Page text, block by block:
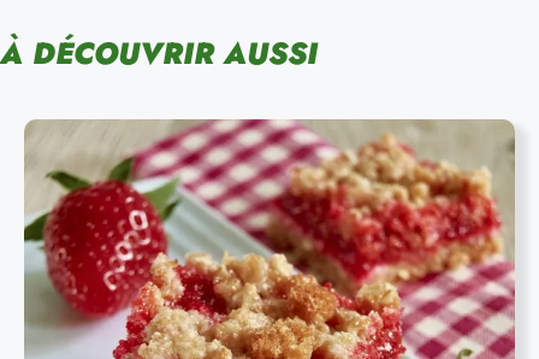
À DÉCOUVRIR AUSSI